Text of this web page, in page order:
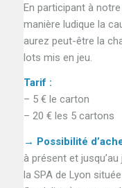
En participant à
manière ludique la
aurez peut-être la
lots mis en jeu.
Tarif :
– 5 € le carton
– 20 € les 5 cartons
→ Possibilité
à présent et
la SPA de Lyon